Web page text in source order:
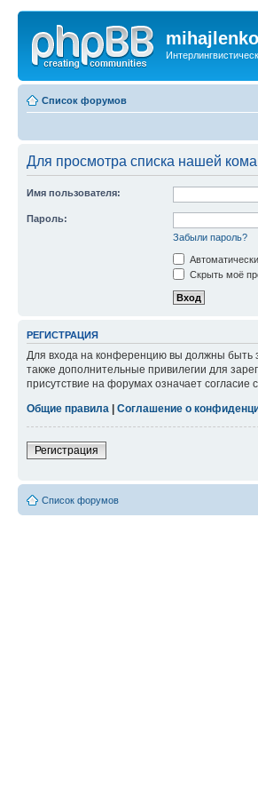
Список форумов
Для просмотра списка нашей
Имя пользователя:
Пароль:
Забыли пароль?
Скрыть моё
РЕГИСТРАЦИЯ
Для входа на конференцию вы должны быть
также дополнительные привилегии для
присутствие на форумах означает согласие
Общие правила
Соглашение о
Регистрация
Список форумов